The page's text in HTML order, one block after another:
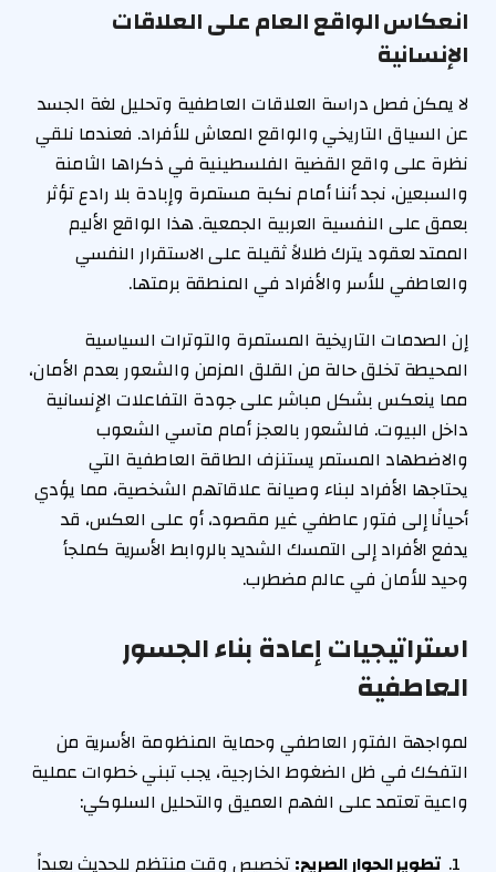
انعكاس الواقع العام على العلاقات
الإنسانية
لا يمكن فصل دراسة العلاقات العاطفية وتحليل لغة الجسد
عن السياق التاريخي والواقع المعاش للأفراد. فعندما نلقي
نظرة على واقع القضية الفلسطينية في ذكراها الثامنة
والسبعين، نجد أننا أمام نكبة مستمرة وإبادة بلا رادع تؤثر
بعمق على النفسية العربية الجمعية. هذا الواقع الأليم
الممتد لعقود يترك ظلالاً ثقيلة على الاستقرار النفسي
والعاطفي للأسر والأفراد في المنطقة برمتها.
إن الصدمات التاريخية المستمرة والتوترات السياسية
المحيطة تخلق حالة من القلق المزمن والشعور بعدم الأمان،
مما ينعكس بشكل مباشر على جودة التفاعلات الإنسانية
داخل البيوت. فالشعور بالعجز أمام مآسي الشعوب
والاضطهاد المستمر يستنزف الطاقة العاطفية التي
يحتاجها الأفراد لبناء وصيانة علاقاتهم الشخصية، مما يؤدي
أحيانًا إلى فتور عاطفي غير مقصود، أو على العكس، قد
يدفع الأفراد إلى التمسك الشديد بالروابط الأسرية كملجأ
وحيد للأمان في عالم مضطرب.
استراتيجيات إعادة بناء الجسور
العاطفية
لمواجهة الفتور العاطفي وحماية المنظومة الأسرية من
التفكك في ظل الضغوط الخارجية، يجب تبني خطوات عملية
واعية تعتمد على الفهم العميق والتحليل السلوكي:
تطوير الحوار الصريح:تخصيص وقت منتظم للحديث بعيداً